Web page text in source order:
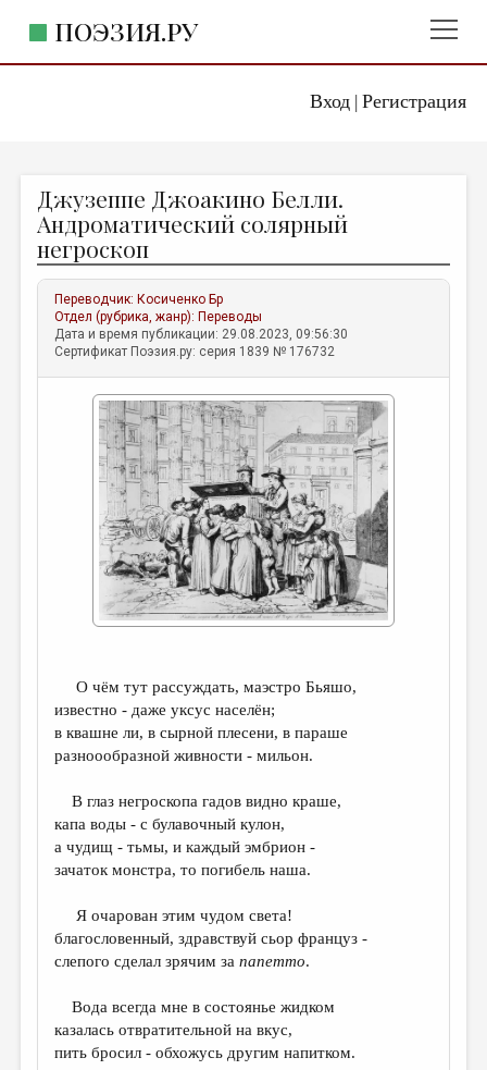
Вход| Регистрация
ПОЭЗИЯ.РУ
ЖАНРЫ
АВТОРЫ
КОММЕНТАРИИ
ЛИТСАЛОН
НОВОСТИ
ПРАВИЛА САЙТА
ОТДЕЛЫ И РУБРИКИ
ИЗБРАННОЕ
ДАЙДЖЕСТ
ПРОИЗВЕДЕНИЯ
КОНКУРСЫ
КНИЖНАЯ ПОЛКА
ОБЗОР ЛИТЕРАТУРЫ
ОБЪЯВЛЕНИЯ
КОЛОНКА РЕДАКТОРА
РЕДКОЛЛЕГИЯ
ОТ РЕДАКЦИИ
ЭССЕИСТИКА
ЛИТЕРАТУРОВЕДЕНИЕ
Джузеппе Джоакино Белли.
Андроматический солярный
негроскоп
Переводчик: Косиченко Бр
Отдел (рубрика, жанр): Переводы
Дата и время публикации: 29.08.2023, 09:56:30
Сертификат Поэзия.ру: серия 1839 № 176732
О чём тут рассуждать, маэстро Бьяшо,
известно - даже уксус населён;
в квашне ли, в сырной плесени, в параше
разноообразной живности - мильон.
В глаз негроскопа гадов видно краше,
капа воды - с булавочный кулон,
а чудищ - тьмы, и каждый эмбрион -
зачаток монстра, то погибель наша.
Я очарован этим чудом света!
благословенный, здравствуй сьор француз -
слепого сделал зрячим запапетто.
Вода всегда мне в состоянье жидком
казалась отвратительной на вкус,
пить бросил - обхожусь другим напитком.